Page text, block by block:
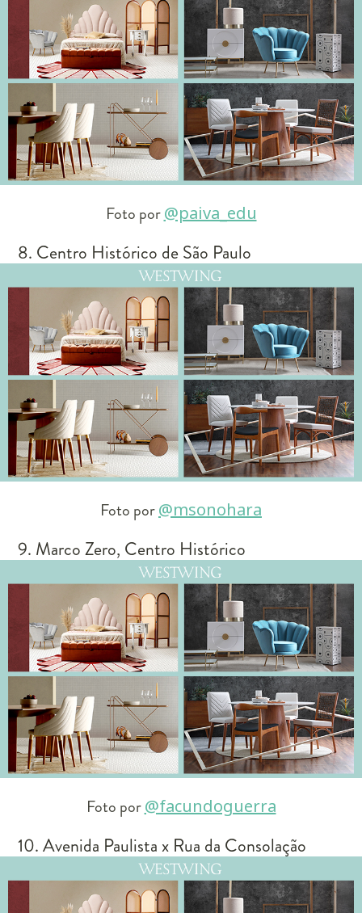
Foto por@paiva_edu
8. Centro Histórico de São Paulo
Foto por@msonohara
9. Marco Zero, Centro Histórico
Foto por@facundoguerra
10. Avenida Paulista x Rua da Consolação